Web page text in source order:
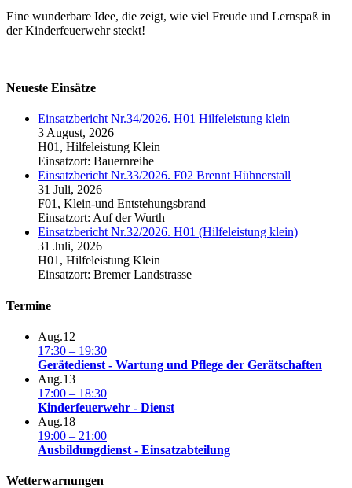
Eine wunderbare Idee, die zeigt, wie viel Freude und Lernspaß in
der Kinderfeuerwehr steckt!
Neueste Einsätze
Einsatzbericht Nr.34/2026. H01 Hilfeleistung klein
3 August, 2026
H01, Hilfeleistung Klein
Einsatzort: Bauernreihe
Einsatzbericht Nr.33/2026. F02 Brennt Hühnerstall
31 Juli, 2026
F01, Klein-und Entstehungsbrand
Einsatzort: Auf der Wurth
Einsatzbericht Nr.32/2026. H01 (Hilfeleistung klein)
31 Juli, 2026
H01, Hilfeleistung Klein
Einsatzort: Bremer Landstrasse
Termine
Aug.12
17:30 – 19:30
Gerätedienst - Wartung und Pflege der Gerätschaften
Aug.13
17:00 – 18:30
Kinderfeuerwehr - Dienst
Aug.18
19:00 – 21:00
Ausbildungdienst - Einsatzabteilung
Wetterwarnungen